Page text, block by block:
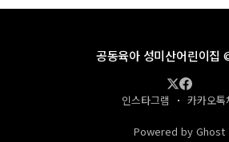
공동육아 성미산어린이집
인스타그램 카카오톡
Powered by Ghost